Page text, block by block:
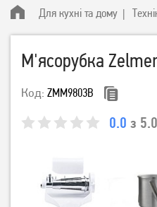
Для кухні та дому
М'ясорубка
Код: ZMM9803B
0.0 з 5.0